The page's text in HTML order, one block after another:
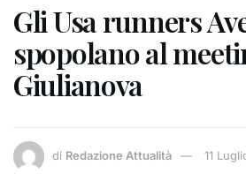
Gli Usa runners
spopolano al
Giulianova
di Redazione Attualità 11